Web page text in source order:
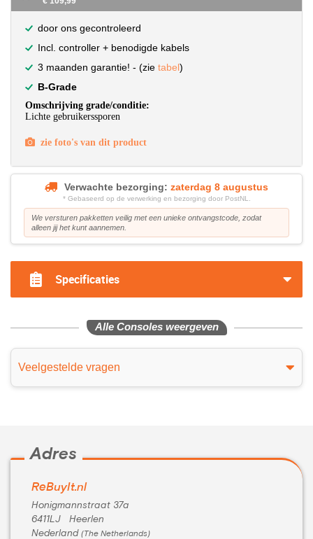
door ons gecontroleerd
Incl. controller + benodigde kabels
3 maanden garantie! - (zie tabel)
B-Grade
Omschrijving grade/conditie:
Lichte gebruikerssporen
zie foto's van dit product
Verwachte bezorging: zaterdag 8 augustus
* Gebaseerd op de verwerking en bezorging door PostNL.
We versturen pakketten veilig met een unieke ontvangstcode, zodat
alleen jij het kunt aannemen.
Specificaties
Alle Consoles weergeven
Veelgestelde vragen
Adres
ReBuyIt.nl
Honigmannstraat 37a
6411LJ Heerlen
Nederland (The Netherlands)